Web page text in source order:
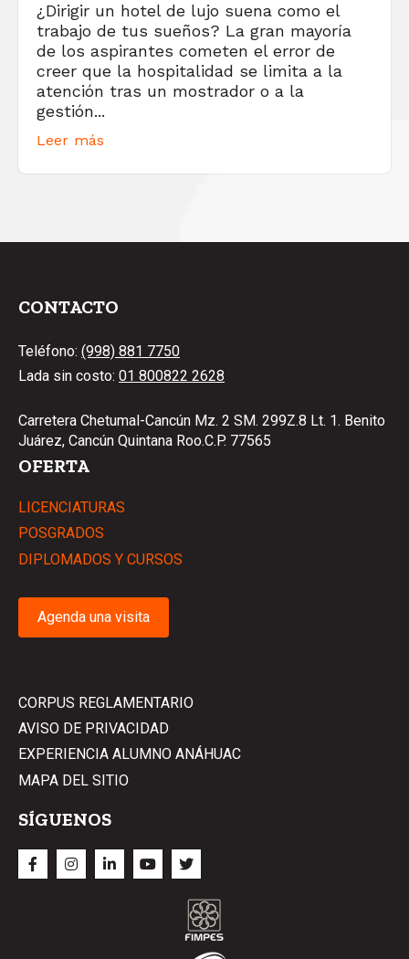
¿Dirigir un hotel de lujo suena como el
trabajo de tus sueños? La gran mayoría
de los aspirantes cometen el error de
creer que la hospitalidad se limita a la
atención tras un mostrador o a la
gestión...
Leer más
CONTACTO
Teléfono: (998) 881 7750
Lada sin costo: 01 800822 2628
Carretera Chetumal-Cancún Mz. 2 SM. 299Z.8 Lt. 1. Benito
Juárez, Cancún Quintana Roo.C.P. 77565
OFERTA
LICENCIATURAS
POSGRADOS
DIPLOMADOS Y CURSOS
Agenda una visita
CORPUS REGLAMENTARIO
AVISO DE PRIVACIDAD
EXPERIENCIA ALUMNO ANÁHUAC
MAPA DEL SITIO
SÍGUENOS